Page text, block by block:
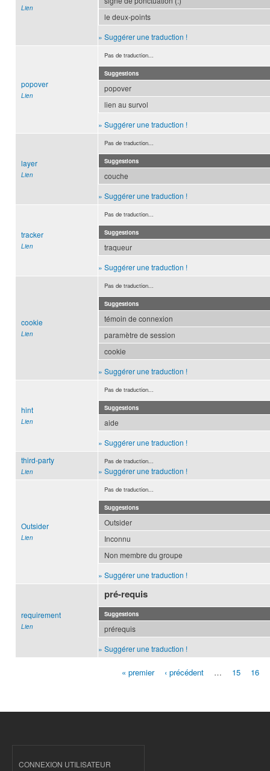
Lien
le deux-points
» Suggérer une traduction !
popover
Lien
Pas de traduction...
Suggestions
popover
lien au survol
» Suggérer une traduction !
layer
Lien
Pas de traduction...
Suggestions
couche
» Suggérer une traduction !
tracker
Lien
Pas de traduction...
Suggestions
traqueur
» Suggérer une traduction !
cookie
Lien
Pas de traduction...
Suggestions
témoin de connexion
paramètre de session
cookie
» Suggérer une traduction !
hint
Lien
Pas de traduction...
Suggestions
aide
» Suggérer une traduction !
third-party
Lien
Pas de traduction...
» Suggérer une traduction !
Outsider
Lien
Pas de traduction...
Suggestions
Outsider
Inconnu
Non membre du groupe
» Suggérer une traduction !
requirement
Lien
pré-requis
Suggestions
prérequis
» Suggérer une traduction !
« premier ‹ précédent … 15 16
CONNEXION UTILISATEUR